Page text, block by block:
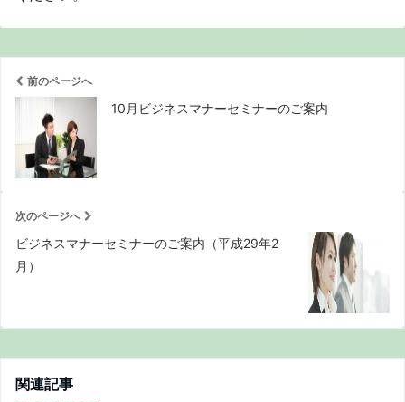
前のページへ
10月ビジネスマナーセミナーのご案内
次のページへ
ビジネスマナーセミナーのご案内（平成29年2
月）
関連記事